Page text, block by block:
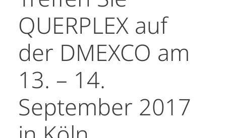
QUERPLEX auf
der DMEXCO am
13. – 14.
September 2017